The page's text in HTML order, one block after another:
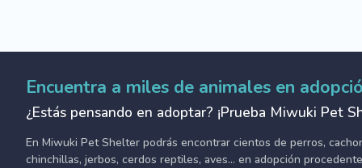
Encuentra a miles de animales en
¿Estás pensando en adoptar? ¡Prueba Miwuki Pet
En Miwuki Pet Shelter podrás encontrar cientos de perros,
chinchillas, jerbos, cerdos reptiles, aves... en adopción